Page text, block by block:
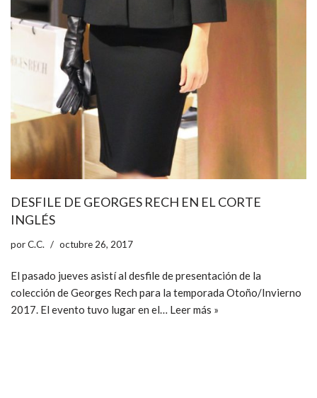
DESFILE DE GEORGES RECH EN EL CORTE
INGLÉS
porC.C. octubre 26, 2017
El pasado jueves asistí al desfile de presentación de la
colección de Georges Rech para la temporada Otoño/Invierno
2017. El evento tuvo lugar en el… Leer más »